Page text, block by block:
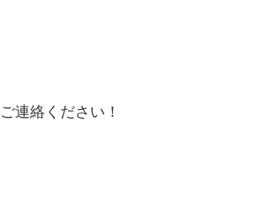
連絡ください！